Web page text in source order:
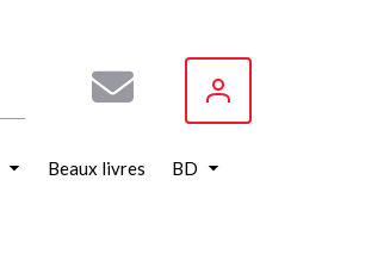
Beaux livres BD